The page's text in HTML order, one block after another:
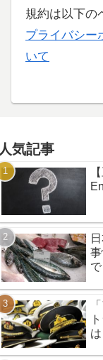
規約は以下の
プライバシー
いて
人気記事